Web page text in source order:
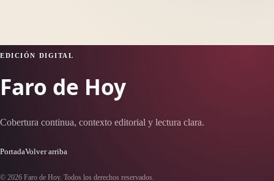
EDICIÓN DIGITAL
Faro de Hoy
Cobertura continua, contexto editorial y lectura clara.
PortadaVolver arriba
© 2026 Faro de Hoy. Todos los derechos reservados.